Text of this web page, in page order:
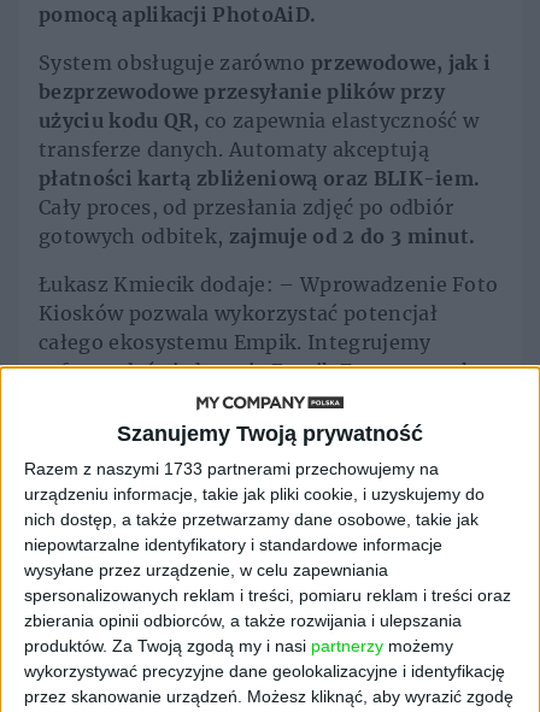
Szanujemy Twoją prywatność
Razem z naszymi 1733 partnerami przechowujemy na
urządzeniu informacje, takie jak pliki cookie, i uzyskujemy do
nich dostęp, a także przetwarzamy dane osobowe, takie jak
niepowtarzalne identyfikatory i standardowe informacje
wysyłane przez urządzenie, w celu zapewniania
spersonalizowanych reklam i treści, pomiaru reklam i treści oraz
zbierania opinii odbiorców, a także rozwijania i ulepszania
produktów. Za Twoją zgodą my i nasi partnerzy możemy
wykorzystywać precyzyjne dane geolokalizacyjne i identyfikację
przez skanowanie urządzeń. Możesz kliknąć, aby wyrazić zgodę
pomocą aplikacji PhotoAiD.
System obsługuje zarówno przewodowe, jak i
bezprzewodowe przesyłanie plików przy
użyciu kodu QR, co zapewnia elastyczność w
transferze danych. Automaty akceptują
płatności kartą zbliżeniową oraz BLIK-iem.
Cały proces, od przesłania zdjęć po odbiór
gotowych odbitek, zajmuje od 2 do 3 minut.
Łukasz Kmiecik dodaje: – Wprowadzenie Foto
Kiosków pozwala wykorzystać potencjał
całego ekosystemu Empik. Integrujemy
cyfrowe doświadczenia Empik Foto z szeroko
rozbudowaną siecią fizycznych punktów
sprzedaży, tworząc omnichannelowe
rozwiązanie, które odpowiada na oczekiwania
klientów. To inwestycja w przyszłość, która
ma potencjał zdefiniowania na nowo
standardów obsługi w branży fotograficznej.
Naszym celem jest uczynienie Empiku
naturalnym miejscem do druku zdjęć w Polsce.
Partnerstwo z PhotoAiD